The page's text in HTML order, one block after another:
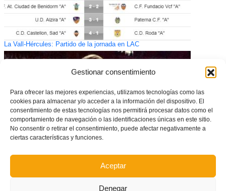
Gestionar consentimiento
Para ofrecer las mejores experiencias, utilizamos tecnologías como las
cookies para almacenar y/o acceder a la información del dispositivo. El
consentimiento de estas tecnologías nos permitirá procesar datos como el
comportamiento de navegación o las identificaciones únicas en este sitio.
No consentir o retirar el consentimiento, puede afectar negativamente a
ciertas características y funciones.
Aceptar
Denegar
La Vall-Hércules: Partido de la jornada en LAC
Duelo por el fallecimiento de Juan Cruz Sol, leyenda del Valencia CF y la